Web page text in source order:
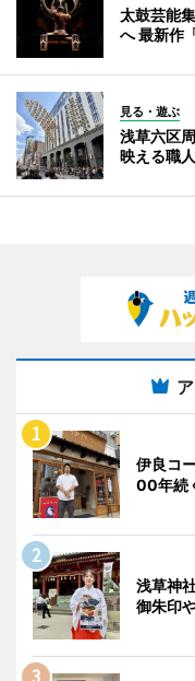
太鼓芸能
へ 最新作
見る・遊ぶ
浅草六区
映える職
伊良コ
00年続
浅草神
御朱印